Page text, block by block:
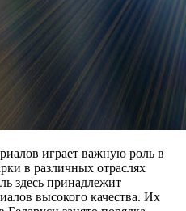
играет важную роль в
в различных отраслях
здесь принадлежит
высокого качества. Их